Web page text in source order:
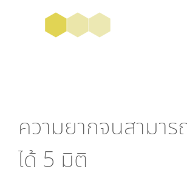
ความยากจนสามาร
ได้ 5 มิติ